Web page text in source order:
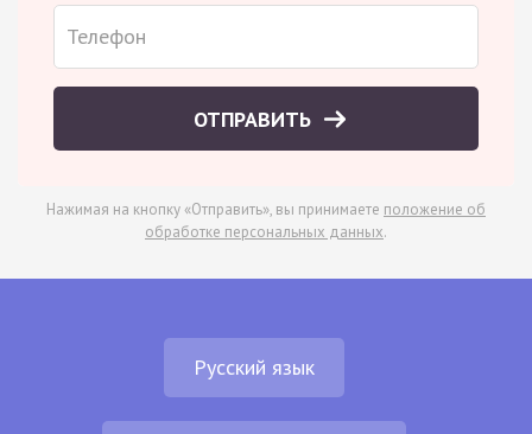
ОТПРАВИТЬ
Нажимая на кнопку «Отправить», вы принимаете положение об
обработке персональных данных.
Русский язык